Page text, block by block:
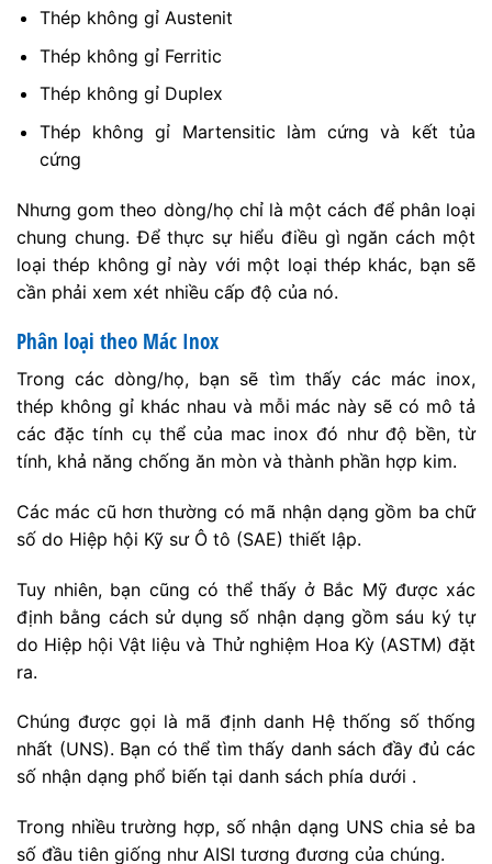
Thép không gỉ Austenit
Thép không gỉ Ferritic
Thép không gỉ Duplex
Thép không gỉ Martensitic làm cứng và kết tủa
cứng
Nhưng gom theo dòng/họ chỉ là một cách để phân loại
chung chung. Để thực sự hiểu điều gì ngăn cách một
loại thép không gỉ này với một loại thép khác, bạn sẽ
cần phải xem xét nhiều cấp độ của nó.
Phân loại theo Mác Inox
Trong các dòng/họ, bạn sẽ tìm thấy các mác inox,
thép không gỉ khác nhau và mỗi mác này sẽ có mô tả
các đặc tính cụ thể của mac inox đó như độ bền, từ
tính, khả năng chống ăn mòn và thành phần hợp kim.
Các mác cũ hơn thường có mã nhận dạng gồm ba chữ
số do Hiệp hội Kỹ sư Ô tô (SAE) thiết lập.
Tuy nhiên, bạn cũng có thể thấy ở Bắc Mỹ được xác
định bằng cách sử dụng số nhận dạng gồm sáu ký tự
do Hiệp hội Vật liệu và Thử nghiệm Hoa Kỳ (ASTM) đặt
ra.
Chúng được gọi là mã định danh Hệ thống số thống
nhất (UNS). Bạn có thể tìm thấy danh sách đầy đủ các
số nhận dạng phổ biến tại danh sách phía dưới .
Trong nhiều trường hợp, số nhận dạng UNS chia sẻ ba
số đầu tiên giống như AISI tương đương của chúng.